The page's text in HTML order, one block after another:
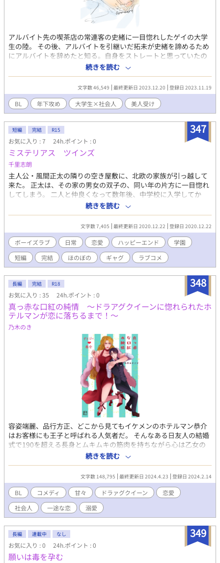
アルバイト先の喫茶店の常連客の史緒に一目惚れしたゲイの大学
生の陸。 その後、アルバイトを引継いだ拓未が史緒を諦めるため
にアルバイトを辞めたと知る。自身をストレートと思っていたの
に史緒に惹かれる拓未、セクシュアリティを模索しマッチングで
相手を探す創。陸と史緒の関係が動き出すと同時に陸を巡る拓未
と創との関係も変化していく…
続きを読む
文字数 46,549 最終更新日 2023.12.20 登録日 2023.11.19
BL 年下攻め 大学生×社会人 美人受け
347
短編 完結 R15
お気に入り : 7 24h.ポイント : 0
ミステリアス ツインズ
千里志朗
主人公・風間正太の隣りの空き屋敷に、北欧の家族が引っ越して
来た。 正太は、その家の男女の双子の、同い年の片方に一目惚れ
してしまう。 二人と仲良くなって数年後、中学校に入学してか
ら、ついに告白し、OKをもらうのだが、問題があった。 それは、
恋人になったのが、男の子の方だったからだ……
続きを読む
文字数 7,405 最終更新日 2020.12.22 登録日 2020.12.22
ボーイズラブ 日常 恋愛 ハッピーエンド
学園
短編
完結 ほのぼの ギャグ ラブコメ
348
長編 完結 R18
お気に入り : 35 24h.ポイント : 0
真っ赤な口紅の純情 ～ドラアグクイーンに惚れられたホ
テルマンが恋に落ちるまで！～
乃木のき
容姿端麗、品行方正、どこから見てもイケメンのホテルマン恭介
はお客様にも王子と呼ばれる人気者だ。 そんなある日友人の結婚
式で190を超える長身とムキムキの筋肉を持ちながら心は乙女の
ドラァグクイーンのデイジーに一目惚れをされ猛アタックを喰ら
ってしまう。 時期を同じくしてレストランイベントでやってきた
シェフ日永も不器用なのに恭介LOVEの様相を見せ始める。 2人か
らの熱烈な愛情をぶつけられた恭介は翻弄されつつ仕事に一生懸
命な姿に絆され、ついには…。 とにかく甘くラブく笑えるお話を
♡と思って書いています。 不器用な大人たちの恋を見守ってくだ
さいね。 表紙絵は葉月めいこさん
https://estar.jp/users/118291354に書いてもらいました！めっち
ゃ可愛いでしょ〜(*´ω`*)
続きを読む
文字数 148,795 最終更新日 2024.4.23 登録日 2024.2.14
BL コメディ 甘々 ドラァグクイーン
恋愛
社会人
一途な恋 溺愛
349
長編 連載中 なし
お気に入り : 0 24h.ポイント : 0
願いは毒を孕む